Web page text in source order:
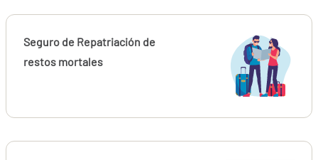
Seguro de Repatriación de
restos mortales